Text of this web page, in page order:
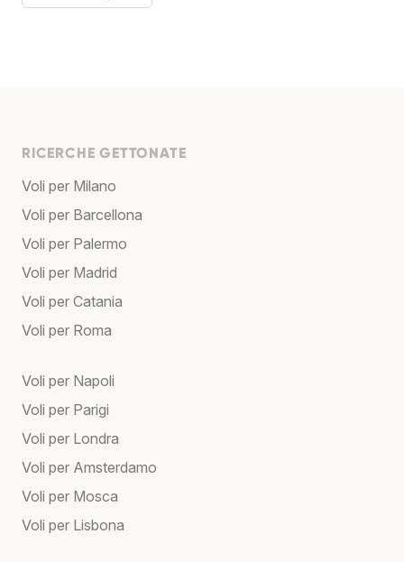
RICERCHE GETTONATE
Voli per Milano
Voli per Barcellona
Voli per Palermo
Voli per Madrid
Voli per Catania
Voli per Roma
Voli per Napoli
Voli per Parigi
Voli per Londra
Voli per Amsterdamo
Voli per Mosca
Voli per Lisbona